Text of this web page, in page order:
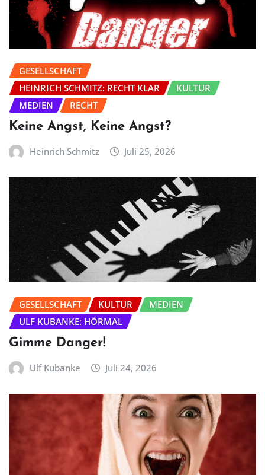
GESELLSCHAFT
HEINRICH SCHMITZ: RECHT KLAR
KULTUR
MEDIEN
RECHT
Keine Angst, Keine Angst?
Heinrich Schmitz Juli 25, 2026
GESELLSCHAFT KULTUR
MEDIEN
ULF KUBANKE: HÖRMAL
Gimme Danger!
Ulf Kubanke Juli 24, 2026